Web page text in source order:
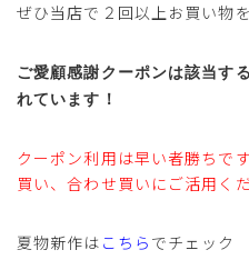
ぜひ当店で２回以上お買い物
ご愛顧感謝クーポンは該当す
れています！
クーポン利用は早い者勝ちで
買い、合わせ買いにご活用く
夏物新作は こちら でチェック